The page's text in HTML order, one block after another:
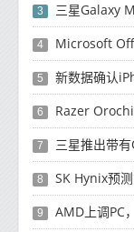
3 三星Galaxy
4 Microsoft
5 新数据确认
6 Razer
7 三星推出带有OLED
8 SK Hynix预测
9 AMD上调PC